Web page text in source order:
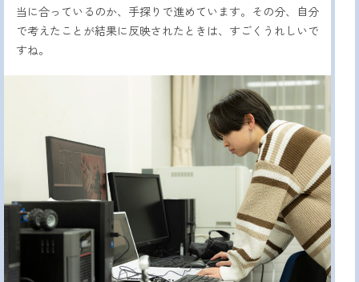
当に合っているのか、手探りで進めています。その分、自分
で考えたことが結果に反映されたときは、すごくうれしいで
すね。